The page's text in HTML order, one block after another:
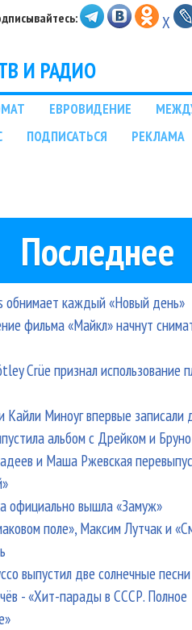
X
И РАДИО
ЕВРОВИДЕНИЕ
ПОДПИСАТЬСЯ РЕКЛАМА
Последнее
обнимает каждый «Новый день»
фильма «Майкл» начнут
Crüe признал использование
Кайли Миноуг впервые записали
альбом с Дрейком и
и Маша Ржевская
официально вышла «Замуж»
поле», Максим Лутчак и
выпустил две солнечные песни
- «Хит-парады в СССР. Полное